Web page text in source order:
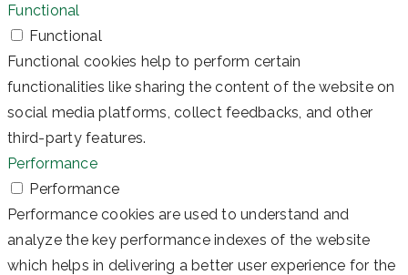
Functional
Functional
Functional cookies help to perform certain
functionalities like sharing the content of the website on
social media platforms, collect feedbacks, and other
third-party features.
Performance
Performance
Performance cookies are used to understand and
analyze the key performance indexes of the website
which helps in delivering a better user experience for the